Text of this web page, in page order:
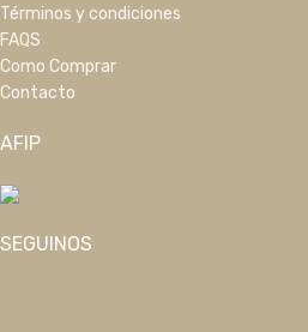
Términos y condiciones
FAQS
Como Comprar
Contacto
AFIP
SEGUINOS